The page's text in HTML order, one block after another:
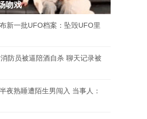
吻戏
新一批UFO档案：坠毁UFO里
防员被逼陪酒自杀 聊天记录被
夜熟睡遭陌生男闯入 当事人：